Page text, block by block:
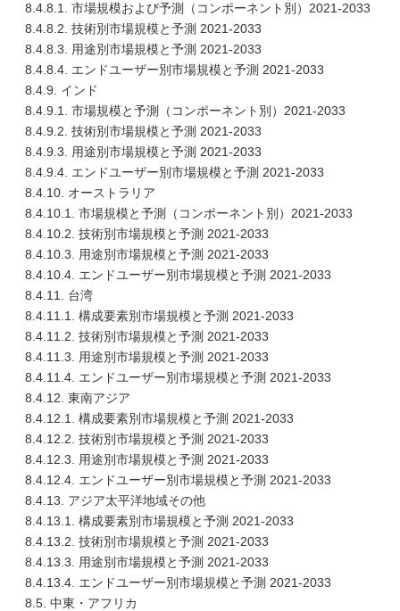
8.4.8.1. 市場規模および予測（コンポーネント別）2021-2033
8.4.8.2. 技術別市場規模と予測 2021-2033
8.4.8.3. 用途別市場規模と予測 2021-2033
8.4.8.4. エンドユーザー別市場規模と予測 2021-2033
8.4.9. インド
8.4.9.1. 市場規模と予測（コンポーネント別）2021-2033
8.4.9.2. 技術別市場規模と予測 2021-2033
8.4.9.3. 用途別市場規模と予測 2021-2033
8.4.9.4. エンドユーザー別市場規模と予測 2021-2033
8.4.10. オーストラリア
8.4.10.1. 市場規模と予測（コンポーネント別）2021-2033
8.4.10.2. 技術別市場規模と予測 2021-2033
8.4.10.3. 用途別市場規模と予測 2021-2033
8.4.10.4. エンドユーザー別市場規模と予測 2021-2033
8.4.11. 台湾
8.4.11.1. 構成要素別市場規模と予測 2021-2033
8.4.11.2. 技術別市場規模と予測 2021-2033
8.4.11.3. 用途別市場規模と予測 2021-2033
8.4.11.4. エンドユーザー別市場規模と予測 2021-2033
8.4.12. 東南アジア
8.4.12.1. 構成要素別市場規模と予測 2021-2033
8.4.12.2. 技術別市場規模と予測 2021-2033
8.4.12.3. 用途別市場規模と予測 2021-2033
8.4.12.4. エンドユーザー別市場規模と予測 2021-2033
8.4.13. アジア太平洋地域その他
8.4.13.1. 構成要素別市場規模と予測 2021-2033
8.4.13.2. 技術別市場規模と予測 2021-2033
8.4.13.3. 用途別市場規模と予測 2021-2033
8.4.13.4. エンドユーザー別市場規模と予測 2021-2033
8.5. 中東・アフリカ